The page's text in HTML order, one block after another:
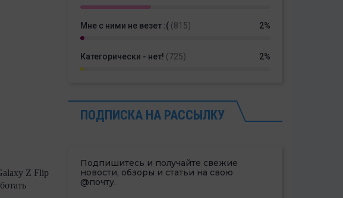
Z Flip
Мне с ними не везет :( (815) 2%
Категорически - нет! (725) 2%
ПОДПИСКА НА РАССЫЛКУ
Подпишитесь и получайте свежие
новости, обзоры и статьи на свою
@почту.